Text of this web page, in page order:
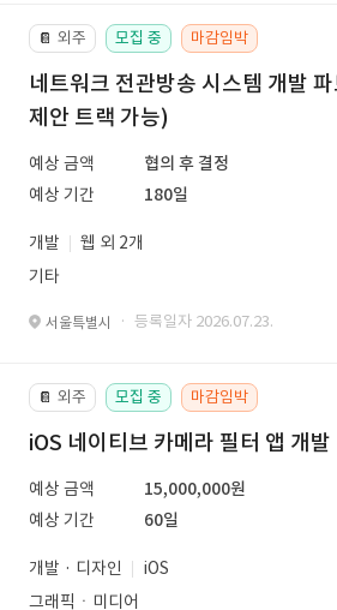
📔 외주 모집 중 마감임박
네트워크 전관방송 시스템 개발
제안 트랙 가능)
예상 금액
협의 후 결정
예상 기간
180일
개발
웹 외 2개
기타
서울특별시 · 등록일자 2026.07.23.
📔 외주 모집 중 마감임박
iOS 네이티브 카메라 필터 앱 개발
예상 금액
15,000,000원
예상 기간
60일
개발 · 디자인
iOS
그래픽ㆍ미디어